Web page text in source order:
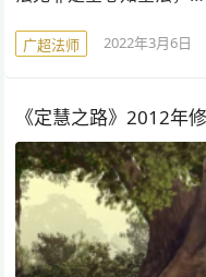
广超法师 2022年3月6日
《定慧之路》2012年